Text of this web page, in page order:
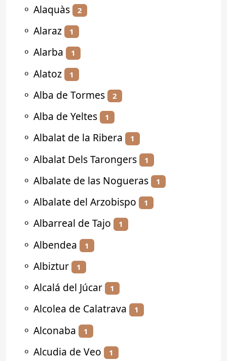
⚬ Alaquàs 2
⚬ Alaraz 1
⚬ Alarba 1
⚬ Alatoz 1
⚬ Alba de Tormes 2
⚬ Alba de Yeltes 1
⚬ Albalat de la Ribera 1
⚬ Albalat Dels Tarongers 1
⚬ Albalate de las Nogueras 1
⚬ Albalate del Arzobispo 1
⚬ Albarreal de Tajo 1
⚬ Albendea 1
⚬ Albiztur 1
⚬ Alcalá del Júcar 1
⚬ Alcolea de Calatrava 1
⚬ Alconaba 1
⚬ Alcudia de Veo 1